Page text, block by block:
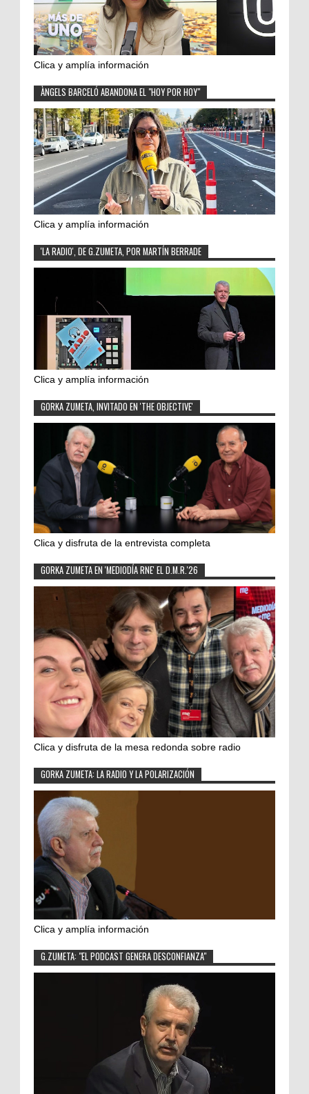
Clica y amplía información
ÀNGELS BARCELÓ ABANDONA EL "HOY POR HOY"
Clica y amplía información
'LA RADIO', DE G.ZUMETA, POR MARTÍN BERRADE
Clica y amplía información
GORKA ZUMETA, INVITADO EN 'THE OBJECTIVE'
Clica y disfruta de la entrevista completa
GORKA ZUMETA EN 'MEDIODÍA RNE' EL D.M.R.'26
Clica y disfruta de la mesa redonda sobre radio
GORKA ZUMETA: LA RADIO Y LA POLARIZACIÓN
Clica y amplía información
G.ZUMETA: "EL PODCAST GENERA DESCONFIANZA"